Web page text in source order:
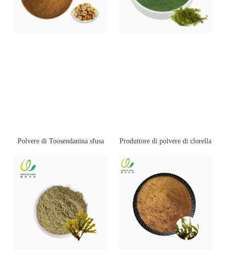
Polvere di Toosendanina sfusa Produttore di polvere di clorella